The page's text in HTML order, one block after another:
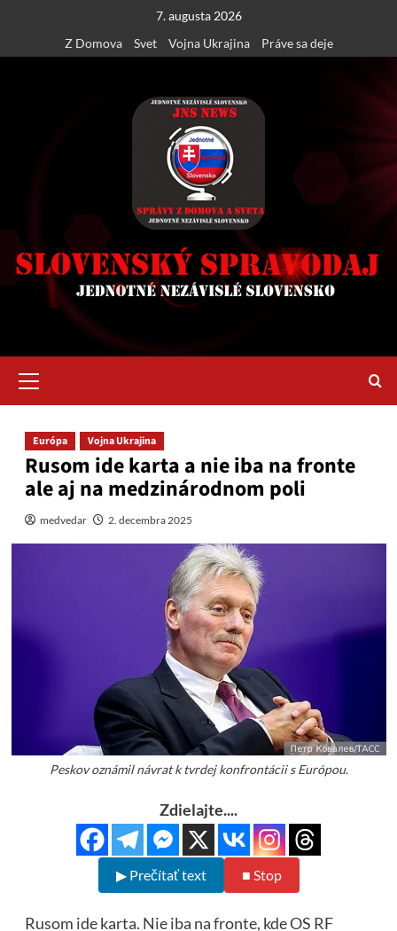
content
7. augusta 2026
Z Domova
Svet Vojna Ukrajina Práve sa deje
Menu
Európa Vojna Ukrajina
Rusom ide karta a nie iba na fronte
ale aj na medzinárodnom poli
medvedar 2. decembra 2025
Peskov oznámil návrat k tvrdej konfrontácii s Európou.
Zdielajte....
▶ Prečítať text ■ Stop
Rusom ide karta. Nie iba na fronte, kde OS RF